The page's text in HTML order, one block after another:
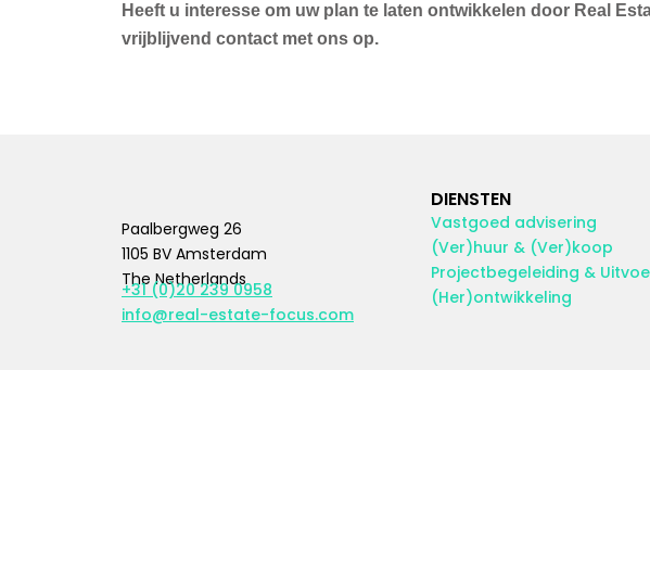
Heeft u interesse om uw plan te laten ontwikkelen door Real
vrijblijvend contact met ons op.
Paalbergweg 26
1105 BV Amsterdam
The Netherlands
+31 (0)20 239 0958
info@real-estate-focus.com
DIENSTEN
Vastgoed advisering
(Ver)huur & (Ver)koop
Projectbegeleiding &
(Her)ontwikkeling